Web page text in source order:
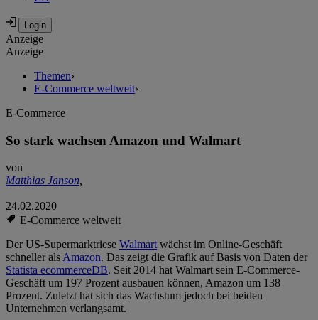
Anzeige
Anzeige
Themen›
E-Commerce weltweit›
E-Commerce
So stark wachsen Amazon und Walmart
von
Matthias Janson,
24.02.2020
E-Commerce weltweit
Der US-Supermarktriese Walmartwächst im Online-Geschäft
schneller alsAmazon. Das zeigt die Grafik auf Basis von Daten der
Statista ecommerceDB. Seit 2014 hat Walmart sein E-Commerce-
Geschäft um 197 Prozent ausbauen können, Amazon um 138
Prozent. Zuletzt hat sich das Wachstum jedoch bei beiden
Unternehmen verlangsamt.